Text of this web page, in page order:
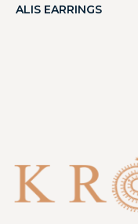
ALIS EARRINGS